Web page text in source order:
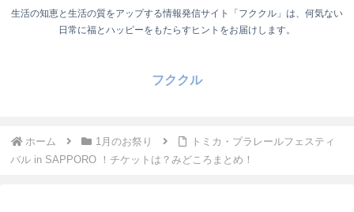
生活の知恵と生活の質をアップする情報発信サイト「フククル」は、何気ない
日常に福とハッピーをもたらすヒントをお届けします。
フククル
ホーム 1月のお祭り
トミカ・プラレールフェスティ
バル in SAPPORO ！チケットは？みどころまとめ！